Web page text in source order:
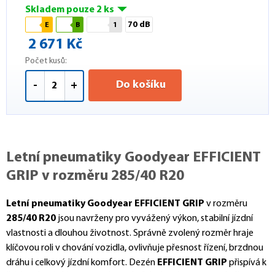
Skladem pouze 2 ks
E B 1 70 dB
2 671 Kč
Počet kusů:
- + Do košíku
Letní pneumatiky Goodyear EFFICIENT
GRIP v rozměru 285/40 R20
Letní pneumatiky Goodyear EFFICIENT GRIP v rozměru
285/40 R20 jsou navrženy pro vyvážený výkon, stabilní jízdní
vlastnosti a dlouhou životnost. Správně zvolený rozměr hraje
klíčovou roli v chování vozidla, ovlivňuje přesnost řízení, brzdnou
dráhu i celkový jízdní komfort. Dezén EFFICIENT GRIP přispívá k